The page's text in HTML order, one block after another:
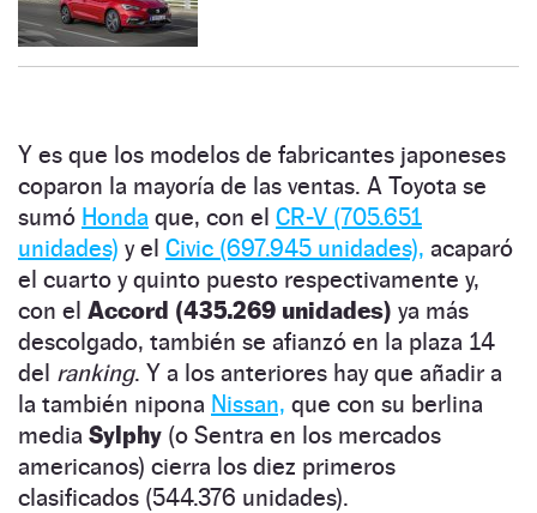
Y es que los modelos de fabricantes japoneses
coparon la mayoría de las ventas. A Toyota se
sumó Honda que, con el CR-V (705.651
unidades) y el Civic (697.945 unidades), acaparó
el cuarto y quinto puesto respectivamente y,
con el Accord (435.269 unidades) ya más
descolgado, también se afianzó en la plaza 14
del ranking. Y a los anteriores hay que añadir a
la también nipona Nissan, que con su berlina
media Sylphy (o Sentra en los mercados
americanos) cierra los diez primeros
clasificados (544.376 unidades).